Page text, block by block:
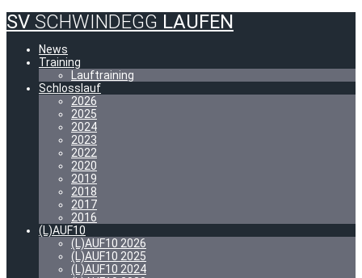
SV SCHWINDEGG LAUFEN
News
Training
Lauftraining
Schlosslauf
2026
2025
2024
2023
2022
2020
2019
2018
2017
2016
(L)AUF10
(L)AUF10 2026
(L)AUF10 2025
(L)AUF10 2024